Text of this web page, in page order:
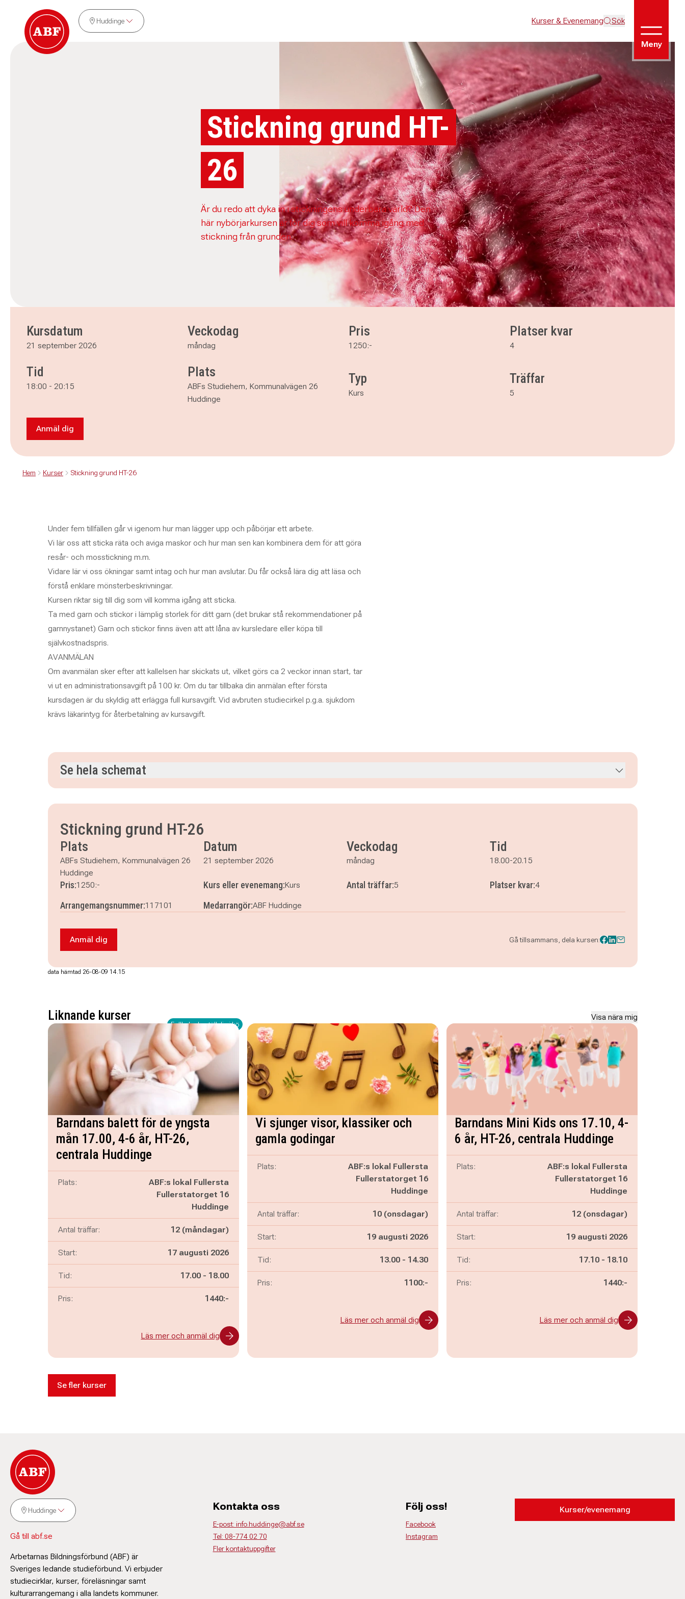
Huddinge Kurser & Evenemang Sök
Meny
Stickning grund HT-
26
Är du redo att dyka in i stickningens underbara värld? Den
här nybörjarkursen är för dig som vill komma igång med
stickning från grunden.
Kursdatum
21 september 2026
Veckodag
måndag
Tid
18:00 - 20:15
Plats
ABFs Studiehem, Kommunalvägen 26
Huddinge
Pris
1250:-
Platser kvar
4
Typ
Kurs
Träffar
5
Anmäl dig till Stickning grund HT-26
Anmäl dig
Hem Kurser Stickning grund HT-26
Under fem tillfällen går vi igenom hur man lägger upp och påbörjar ett arbete.
Vi lär oss att sticka räta och aviga maskor och hur man sen kan kombinera dem för att göra
resår- och mosstickning m.m.
Vidare lär vi oss ökningar samt intag och hur man avslutar. Du får också lära dig att läsa och
förstå enklare mönsterbeskrivningar.
Kursen riktar sig till dig som vill komma igång att sticka.
Ta med garn och stickor i lämplig storlek för ditt garn (det brukar stå rekommendationer på
garnnystanet) Garn och stickor finns även att att låna av kursledare eller köpa till
självkostnadspris.
AVANMÄLAN
Om avanmälan sker efter att kallelsen har skickats ut, vilket görs ca 2 veckor innan start, tar
vi ut en administrationsavgift på 100 kr. Om du tar tillbaka din anmälan efter första
kursdagen är du skyldig att erlägga full kursavgift. Vid avbruten studiecirkel p.g.a. sjukdom
krävs läkarintyg för återbetalning av kursavgift.
Se hela schemat
måndag 5 oktober 2026
klockan 18.00–20.15
måndag 12 oktober 2026klockan 18.00–20.15
måndag 19 oktober 2026
klockan 18.00–20.15
Stickning grund HT-26
Plats
ABFs Studiehem, Kommunalvägen 26
Huddinge
Datum
21 september 2026
Veckodag
måndag
Tid
18.00-20.15
Pris:1250:- Kurs eller evenemang:Kurs Antal träffar:5 Platser kvar:4
Arrangemangsnummer:117101 Medarrangör:ABF Huddinge
Anmäl dig till Stickning grund HT-26
Anmäl dig Gå tillsammans, dela kursen:
data hämtad 26-08-09 14.15
Liknande kurser Visa nära mig
Fullbokad - ställ dig i kö
Barndans balett för de yngsta
mån 17.00, 4-6 år, HT-26,
centrala Huddinge
Plats:
ABF:s lokal Fullersta
Fullerstatorget 16
Huddinge
Antal träffar: 12 (måndagar)
Start: 17 augusti 2026
Tid: Pågår mellan
17.00 - och
18.00
Pris: 1440:-
Läs mer och anmäl dig
Vi sjunger visor, klassiker och
gamla godingar
Plats:
ABF:s lokal Fullersta
Fullerstatorget 16
Huddinge
Antal träffar: 10 (onsdagar)
Start: 19 augusti 2026
Tid: Pågår mellan
13.00 - och
14.30
Pris: 1100:-
Läs mer och anmäl dig
Barndans Mini Kids ons 17.10, 4-
6 år, HT-26, centrala Huddinge
Plats:
ABF:s lokal Fullersta
Fullerstatorget 16
Huddinge
Antal träffar: 12 (onsdagar)
Start: 19 augusti 2026
Tid: Pågår mellan
17.10 - och
18.10
Pris: 1440:-
Läs mer och anmäl dig
Se fler kurser
Huddinge
Gå till abf.se
Arbetarnas Bildningsförbund (ABF) är
Sveriges ledande studieförbund. Vi erbjuder
studiecirklar, kurser, föreläsningar samt
kulturarrangemang i alla landets kommuner.
Kontakta oss
E-post: info.huddinge@abf.se
Tel: 08-774 02 70
Fler kontaktuppgifter
Följ oss!
Facebook
Instagram
Kurser/evenemang